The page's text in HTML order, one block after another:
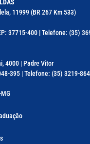
11999 (BR 267 Km 533)
37715-400 | Telefone: (35)
4000 | Padre Vitor
395 | Telefone: (35) 3219-